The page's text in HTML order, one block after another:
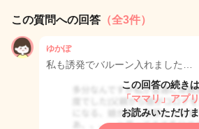
この質問への回答 （全3件）
ゆかぽ
私も誘発でバルーン入れました…
この回答の続きは
「ママリ」アプリ
お読みいただけ